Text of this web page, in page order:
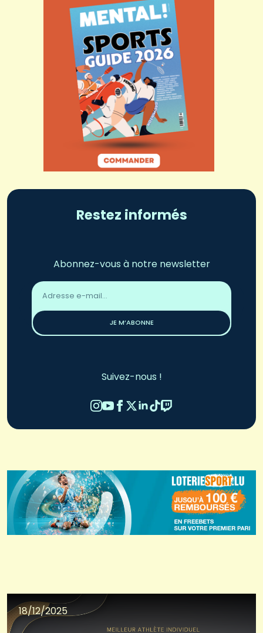
Restez informés
Abonnez-vous à notre newsletter
Adresse
email
JE M’ABONNE
Suivez-nous !
18/12/2025